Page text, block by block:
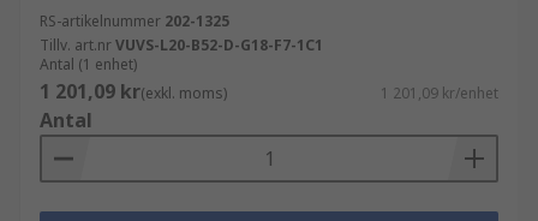
RS-artikelnummer 202-1325
Tillv. art.nrVUVS-L20-B52-D-G18-F7-1C1
Antal (1 enhet)
1 201,09 kr(exkl. moms) 1 201,09 kr/enhet
Antal